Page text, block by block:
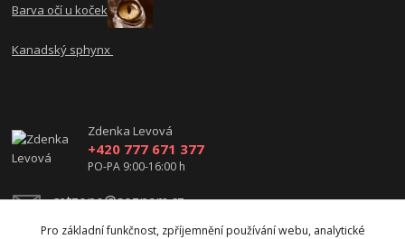
Barva očí u koček
Kanadský sphynx
Zdenka Levová
+420 777 671 377
PO-PA 9:00-16:00 h
catzone@seznam.cz
Pro základní funkčnost, zpříjemnění používání webu, analytické